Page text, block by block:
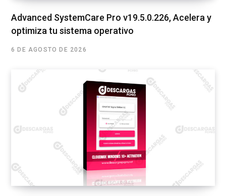
Advanced SystemCare Pro v19.5.0.226, Acelera y
optimiza tu sistema operativo
6 DE AGOSTO DE 2026